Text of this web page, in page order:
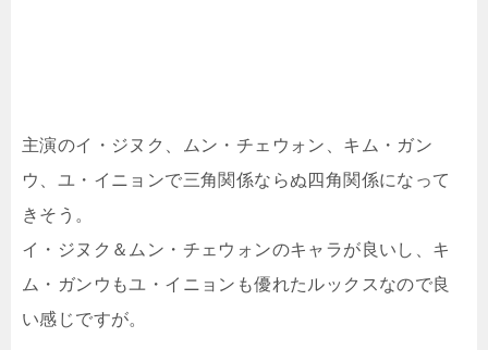
主演のイ・ジヌク、ムン・チェウォン、キム・ガン
ウ、ユ・イニョンで三角関係ならぬ四角関係になって
きそう。
イ・ジヌク＆ムン・チェウォンのキャラが良いし、キ
ム・ガンウもユ・イニョンも優れたルックスなので良
い感じですが。